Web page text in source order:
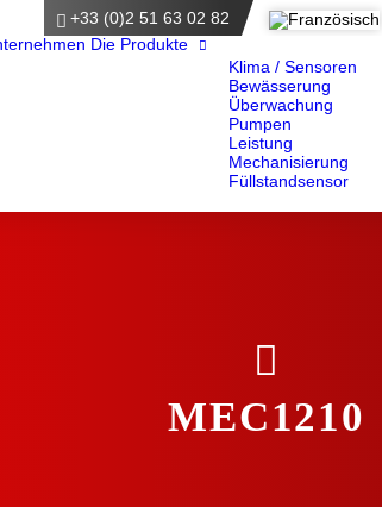
+33 (0)2 51 63 02 82
Die Produkte
Klima / Sensoren
Bewässerung
Überwachung
Pumpen
Leistung
Mechanisierung
Füllstandsensor
MEC1210